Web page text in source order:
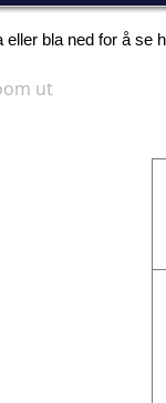
bla ned for å se